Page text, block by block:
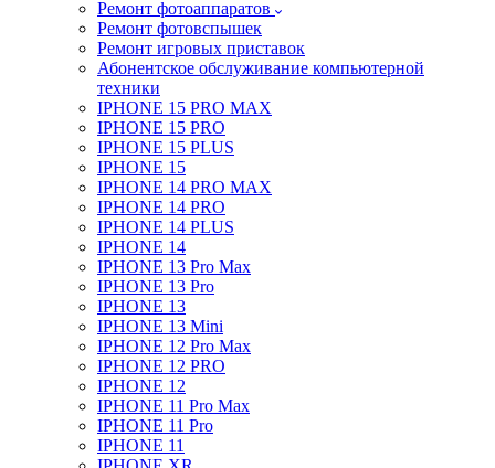
Ремонт фотоаппаратов
Ремонт фотовспышек
Ремонт игровых приставок
Абонентское обслуживание компьютерной
техники
IPHONE 15 PRO MAX
IPHONE 15 PRO
IPHONE 15 PLUS
IPHONE 15
IPHONE 14 PRO MAX
IPHONE 14 PRO
IPHONE 14 PLUS
IPHONE 14
IPHONE 13 Pro Max
IPHONE 13 Pro
IPHONE 13
IPHONE 13 Mini
IPHONE 12 Pro Max
IPHONE 12 PRO
IPHONE 12
IPHONE 11 Pro Max
IPHONE 11 Pro
IPHONE 11